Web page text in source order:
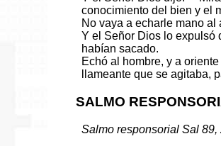
conocimiento del bien y el
No vaya a echarle mano
Y el Señor Dios lo expulsó
habían sacado.
Echó al hombre, y a
llameante que se agitaba,
SALMO
Salmo responsorial Sal 89,